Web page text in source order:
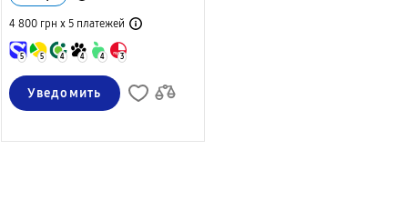
4 800 грн х 5 платежей
5 5 4 4 4 3
Уведомить